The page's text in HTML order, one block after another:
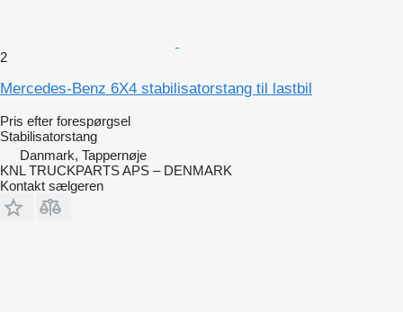
2
Mercedes-Benz 6X4 stabilisatorstang til lastbil
Pris efter forespørgsel
Stabilisatorstang
Danmark, Tappernøje
KNL TRUCKPARTS APS – DENMARK
Kontakt sælgeren